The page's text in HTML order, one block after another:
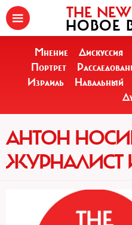
THE
НОВОЕ
Мнение Дискуссия
Портрет
Израиль
Навальный
АНТОН
ЖУРНАЛИСТ